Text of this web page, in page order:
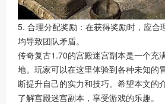
5. 合理分配奖励：在获得奖励时，应合
均导致团队矛盾。
传奇复古1.70的宫殿迷宫副本是一个充
地。玩家可以在这里体验到各种未知的
断提升自己的实力和技巧。希望本文的
了解宫殿迷宫副本，享受游戏的乐趣。